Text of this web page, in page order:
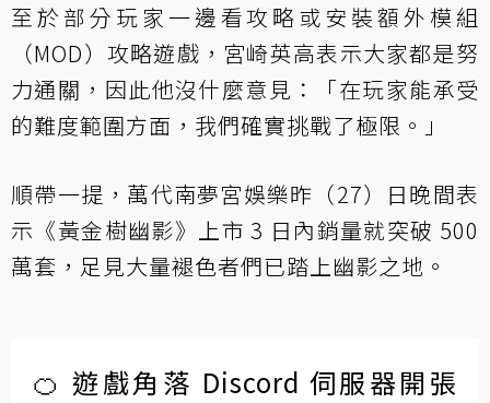
至於部分玩家一邊看攻略或安裝額外模組
（MOD）攻略遊戲，宮崎英高表示大家都是努
力通關，因此他沒什麼意見：「在玩家能承受
的難度範圍方面，我們確實挑戰了極限。」
順帶一提， 萬代南夢宮娛樂昨（27）日晚間表
示《黃金樹幽影》上市 3 日內銷量就突破 500
萬套，足見大量褪色者們已踏上幽影之地。
🍊 遊戲角落 Discord 伺服器開張